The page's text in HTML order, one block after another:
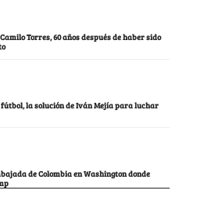
Torres, 60 años después de haber sido
la solución de Iván Mejía para luchar
de Colombia en Washington donde